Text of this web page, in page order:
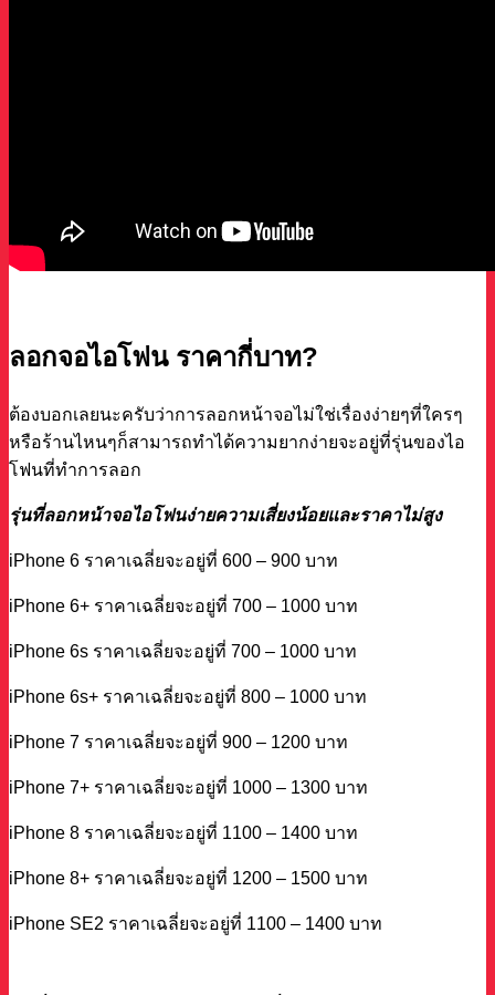
ลอกจอไอโฟน ราคากี่บาท?
ต้องบอกเลยนะครับว่าการลอกหน้าจอไม่ใช่เรื่องง่ายๆที่ใครๆ
หรือร้านไหนๆก็สามารถทำได้ความยากง่ายจะอยู่ที่รุ่นของไอ
โฟนที่ทำการลอก
รุ่นที่ลอกหน้าจอไอโฟนง่ายความเสี่ยงน้อยและราคาไม่สูง
iPhone 6 ราคาเฉลี่ยจะอยู่ที่ 600 – 900 บาท
iPhone 6+ ราคาเฉลี่ยจะอยู่ที่ 700 – 1000 บาท
iPhone 6s ราคาเฉลี่ยจะอยู่ที่ 700 – 1000 บาท
iPhone 6s+ ราคาเฉลี่ยจะอยู่ที่ 800 – 1000 บาท
iPhone 7 ราคาเฉลี่ยจะอยู่ที่ 900 – 1200 บาท
iPhone 7+ ราคาเฉลี่ยจะอยู่ที่ 1000 – 1300 บาท
iPhone 8 ราคาเฉลี่ยจะอยู่ที่ 1100 – 1400 บาท
iPhone 8+ ราคาเฉลี่ยจะอยู่ที่ 1200 – 1500 บาท
iPhone SE2 ราคาเฉลี่ยจะอยู่ที่ 1100 – 1400 บาท